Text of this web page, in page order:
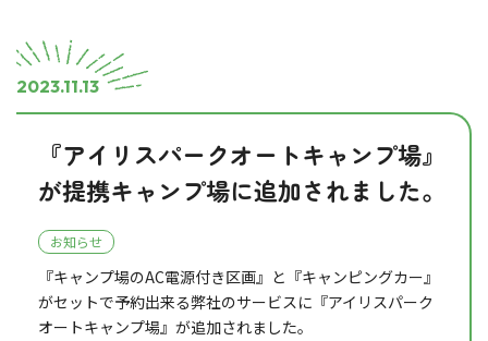
2023.11.13
『アイリスパークオートキャンプ場』
が提携キャンプ場に追加されました。
お知らせ
『キャンプ場のAC電源付き区画』と『キャンピングカー』
がセットで予約出来る弊社のサービスに『アイリスパーク
オートキャンプ場』が追加されました。